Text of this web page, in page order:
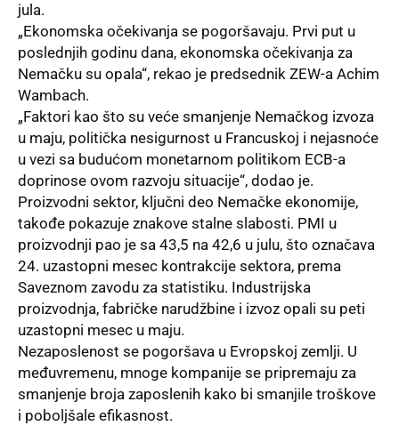
jula.
„Ekonomska očekivanja se pogoršavaju. Prvi put u
poslednjih godinu dana, ekonomska očekivanja za
Nemačku su opala“, rekao je predsednik ZEW-a Achim
Wambach.
„Faktori kao što su veće smanjenje Nemačkog izvoza
u maju, politička nesigurnost u Francuskoj i nejasnoće
u vezi sa budućom monetarnom politikom ECB-a
doprinose ovom razvoju situacije“, dodao je.
Proizvodni sektor, ključni deo Nemačke ekonomije,
takođe pokazuje znakove stalne slabosti. PMI u
proizvodnji pao je sa 43,5 na 42,6 u julu, što označava
24. uzastopni mesec kontrakcije sektora, prema
Saveznom zavodu za statistiku. Industrijska
proizvodnja, fabričke narudžbine i izvoz opali su peti
uzastopni mesec u maju.
Nezaposlenost se pogoršava u Evropskoj zemlji. U
međuvremenu, mnoge kompanije se pripremaju za
smanjenje broja zaposlenih kako bi smanjile troškove
i poboljšale efikasnost.